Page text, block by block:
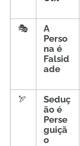
🎭
A
Perso
na é
Falsid
ade
🏹
Seduç
ão é
Perse
guiçã
o